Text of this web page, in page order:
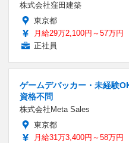
株式会社窪田建築
東京都
月給29万2,100円～57万円
正社員
ゲームデバッカー・未経験
資格不問
株式会社Meta Sales
東京都
月給31万3,400円～58万円